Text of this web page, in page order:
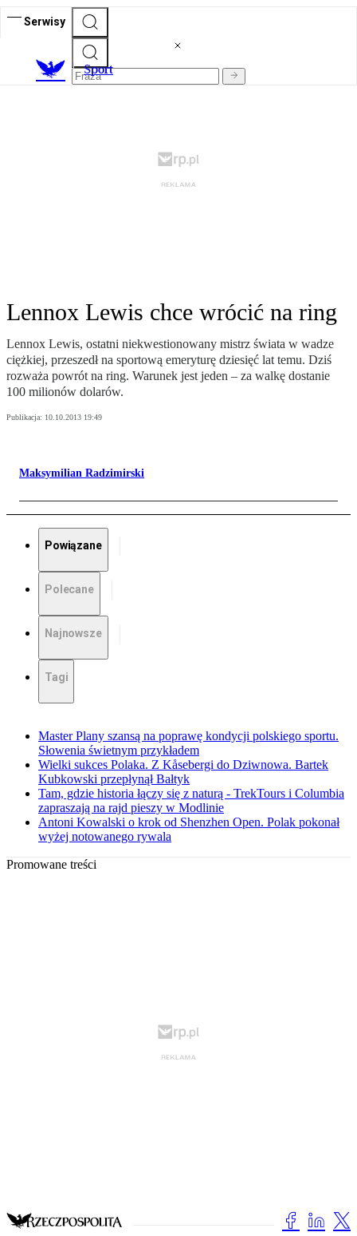
Serwisy
Sport
Lennox Lewis chce wrócić na ring
Lennox Lewis, ostatni niekwestionowany mistrz świata w wadze
ciężkiej, przeszedł na sportową emeryturę dziesięć lat temu. Dziś
rozważa powrót na ring. Warunek jest jeden – za walkę dostanie
100 milionów dolarów.
Publikacja: 10.10.2013 19:49
Maksymilian Radzimirski
Powiązane
Polecane
Najnowsze
Tagi
Master Plany szansą na poprawę kondycji polskiego sportu.
Słowenia świetnym przykładem
Wielki sukces Polaka. Z Kåsebergi do Dziwnowa. Bartek
Kubkowski przepłynął Bałtyk
Tam, gdzie historia łączy się z naturą - TrekTours i Columbia
zapraszają na rajd pieszy w Modlinie
Antoni Kowalski o krok od Shenzhen Open. Polak pokonał
wyżej notowanego rywala
Promowane treści